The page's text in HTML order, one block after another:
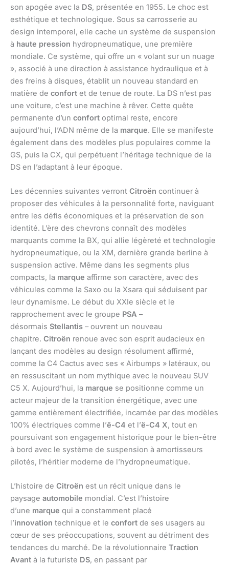
son apogée avec la DS, présentée en 1955. Le choc est
esthétique et technologique. Sous sa carrosserie au
design intemporel, elle cache un système de suspension
à haute pression hydropneumatique, une première
mondiale. Ce système, qui offre un « volant sur un nuage
», associé à une direction à assistance hydraulique et à
des freins à disques, établit un nouveau standard en
matière de confort et de tenue de route. La DS n’est pas
une voiture, c’est une machine à rêver. Cette quête
permanente d’un confort optimal reste, encore
aujourd’hui, l’ADN même de la marque. Elle se manifeste
également dans des modèles plus populaires comme la
GS, puis la CX, qui perpétuent l’héritage technique de la
DS en l’adaptant à leur époque.
Les décennies suivantes verront Citroën continuer à
proposer des véhicules à la personnalité forte, naviguant
entre les défis économiques et la préservation de son
identité. L’ère des chevrons connaît des modèles
marquants comme la BX, qui allie légèreté et technologie
hydropneumatique, ou la XM, dernière grande berline à
suspension active. Même dans les segments plus
compacts, la marque affirme son caractère, avec des
véhicules comme la Saxo ou la Xsara qui séduisent par
leur dynamisme. Le début du XXIe siècle et le
rapprochement avec le groupe PSA –
désormais Stellantis – ouvrent un nouveau
chapitre. Citroën renoue avec son esprit audacieux en
lançant des modèles au design résolument affirmé,
comme la C4 Cactus avec ses « Airbumps » latéraux, ou
en ressuscitant un nom mythique avec le nouveau SUV
C5 X. Aujourd’hui, la marque se positionne comme un
acteur majeur de la transition énergétique, avec une
gamme entièrement électrifiée, incarnée par des modèles
100% électriques comme l’ë-C4 et l’ë-C4 X, tout en
poursuivant son engagement historique pour le bien-être
à bord avec le système de suspension à amortisseurs
pilotés, l’héritier moderne de l’hydropneumatique.
L’histoire de Citroën est un récit unique dans le
paysage automobile mondial. C’est l’histoire
d’une marque qui a constamment placé
l’innovation technique et le confort de ses usagers au
cœur de ses préoccupations, souvent au détriment des
tendances du marché. De la révolutionnaire Traction
Avant à la futuriste DS, en passant par